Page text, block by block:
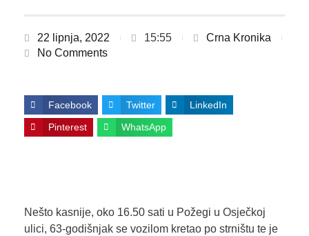
22 lipnja, 2022 15:55
Crna Kronika
No Comments
Facebook Twitter LinkedIn
Pinterest WhatsApp
Nešto kasnije, oko 16.50 sati u Požegi u Osječkoj
ulici, 63-godišnjak se vozilom kretao po strništu te je